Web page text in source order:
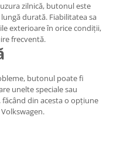
zilnică, butonul este
durată. Fiabilitatea sa
exterioare în orice condiții,
frecventă.
butonul poate fi
unelte speciale sau
din acesta o opțiune